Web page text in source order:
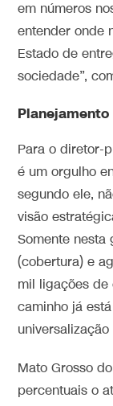
em números
entender onde
Estado de
sociedade”,
Para o diretor-
é um orgulho
segundo ele,
visão
Somente nesta
(cobertura) e
mil ligações de
caminho já
Mato Grosso
percentuais o